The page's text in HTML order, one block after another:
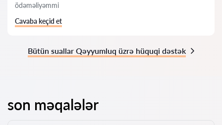
ödəməliyəmmi
Cavaba keçid et
Bütün suallar Qəyyumluq üzrə hüquqi dəstək
son məqalələr